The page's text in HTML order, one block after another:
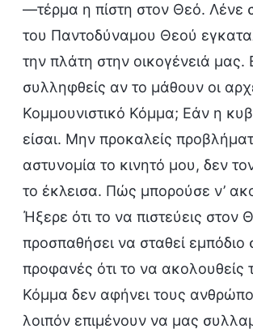
—τέρμα η πίστη στον Θεό. Λένε
του Παντοδύναμου Θεού
την πλάτη στην οικογένειά μας.
συλληφθείς αν το μάθουν οι
Κομμουνιστικό Κόμμα; Εάν η
είσαι. Μην προκαλείς
αστυνομία το κινητό μου, δεν
το έκλεισα. Πώς μπορούσε ν’
Ήξερε ότι το να πιστεύεις στον
προσπαθήσει να σταθεί
προφανές ότι το να ακολουθείς
Κόμμα δεν αφήνει τους
λοιπόν επιμένουν να μας